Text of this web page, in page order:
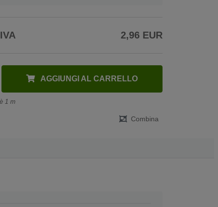
2,96 EUR
AGGIUNGI AL CARRELLO
1 m
Combina